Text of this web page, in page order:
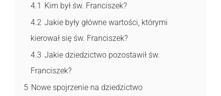
4.1 Kim był św. Franciszek?
4.2 Jakie były główne wartości, którymi
kierował się św. Franciszek?
4.3 Jakie dziedzictwo pozostawił św.
Franciszek?
5 Nowe spojrzenie na dziedzictwo